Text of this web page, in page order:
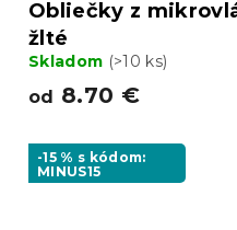
Obliečky z
žlté
Skladom (>10 ks)
od 8.70 €
-15 % s kódom:
MINUS15